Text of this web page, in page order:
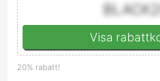
BLACK20
Visa
20% rabatt!